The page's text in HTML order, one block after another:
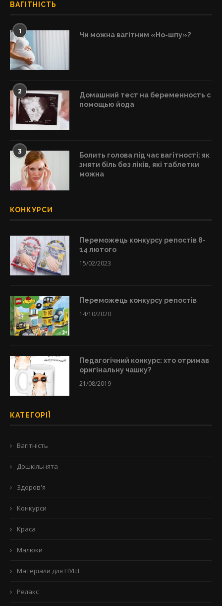
ВАГІТНІСТЬ
1 Чи можна вагітним «Но-шпу»?
2
Домашний тест на беременность с
помощью йода
3
Болить голова під час вагітності: як
зняти біль без ліків, які таблетки
можна
КОНКУРСИ
Переможець конкурсу репостів 8-
14 лютого
15/02/2023
Переможець конкурсу репостів
14/10/2020
Педагогічний конкурс: хто отримав
оригінальну чашку?
21/08/2019
КАТЕГОРІЇ
Вагітність
Дошкільнята
Здоров'я
Конкурси
Краса
Малюки
Матеріали для НУШ
Релакс